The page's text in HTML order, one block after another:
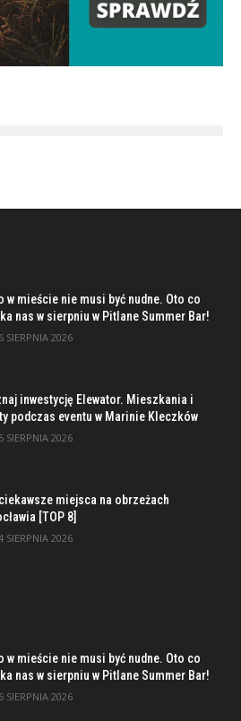
w mieście nie musi być nudne. Oto co
nas w sierpniu w Pitlane Summer Bar!
6 SIERPNIA 2026
inwestycję Elewator. Mieszkania i
podczas eventu w Marinie Kleczków
5 SIERPNIA 2026
miejsca na obrzeżach
[TOP 8]
SIERPNIA 2026
w mieście nie musi być nudne. Oto co
nas w sierpniu w Pitlane Summer Bar!
6 SIERPNIA 2026